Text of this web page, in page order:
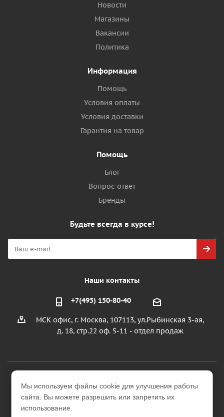
Новости
Магазины
Вакансии
Политика
Информация
Помощь
Условия оплаты
Условия доставки
Гарантия на товар
Помощь
Блог
Вопрос-ответ
Бренды
Будьте всегда в курсе!
Наши контакты
+7(495) 150-80-40
МСК офис, г. Москва, 107113, ул.Рыбинская 3-ая,
д. 18, стр.22 оф. 5-11 - отдел продаж
2026 © ООО "УралИнтерьер"
Интернет-магазин строительных и отделочных
Мы используем файлы cookie для улучшения работы
сайта. Вы можете разрешить или запретить их
использование.